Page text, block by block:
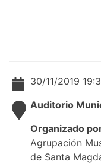
30/11/2019
Auditorio
Organizado
Agrupación
de Santa